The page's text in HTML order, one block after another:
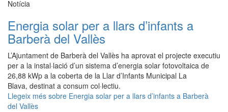
Notícia
Energia solar per a llars d’infants a
Barberà del Vallès
L’Ajuntament de Barberà del Vallès ha aprovat el projecte executiu
per a la instal·lació d’un sistema d’energia solar fotovoltaica de
26,88 kWp a la coberta de la Llar d’Infants Municipal La
Blava, destinat a consum col·lectiu.
Llegeix més sobre Energia solar per a llars d’infants a Barberà
del Vallès